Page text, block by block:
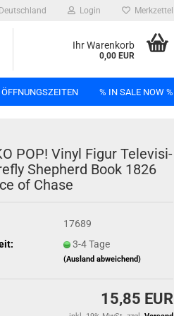
Deutschland Login Merkzettel
Ihr Warenkorb
0,00 EUR
% IN SALE NOW %
POP! Vinyl Figur Te­le­vi­si­
She­pherd Book 1826
of Chase
17689
3-4 Tage
(Ausland abweichend)
15,85 EUR